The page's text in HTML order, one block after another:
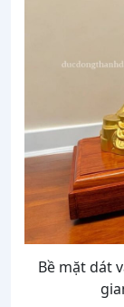
Bề mặt dát